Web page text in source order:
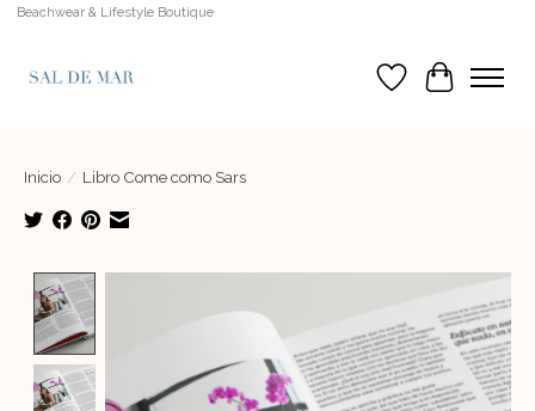
Beachwear & Lifestyle Boutique
Lista de deseos
Cesta
Inicio / Libro Come como Sars